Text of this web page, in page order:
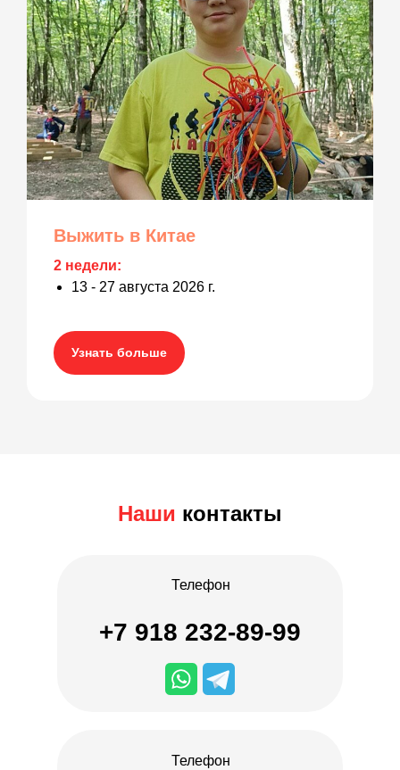
Выжить в Китае
2 недели:
13 - 27 августа 2026 г.
Узнать больше
+7 918 232-89-99
Телефон
Телефон
Наши контакты